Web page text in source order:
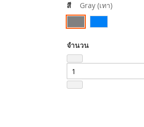
สี Gray (เทา)
จำนวน